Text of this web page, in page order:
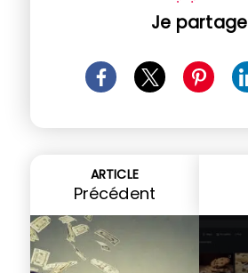
Je partage
ARTICLE
Précédent